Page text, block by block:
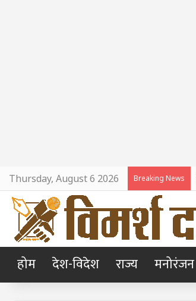
Thursday, August 6 2026 Breaking News
होम देश-विदेश राज्य मनोरंजन